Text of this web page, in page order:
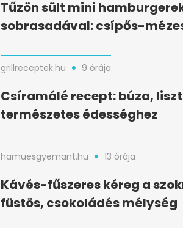
Tűzön sült mini
sobrasadával: csípős-
grillreceptek.hu 9 órája
Csíramálé recept: búza,
természetes édességhez
hamuesgyemant.hu 13 órája
Kávés-fűszeres kéreg a
füstös, csokoládés mélység